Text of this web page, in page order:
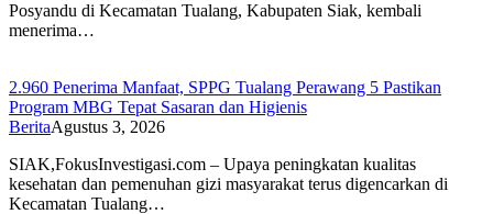
Posyandu di Kecamatan Tualang, Kabupaten Siak, kembali
menerima…
2.960 Penerima Manfaat, SPPG Tualang Perawang 5 Pastikan
Program MBG Tepat Sasaran dan Higienis
BeritaAgustus 3, 2026
SIAK,FokusInvestigasi.com – Upaya peningkatan kualitas
kesehatan dan pemenuhan gizi masyarakat terus digencarkan di
Kecamatan Tualang…